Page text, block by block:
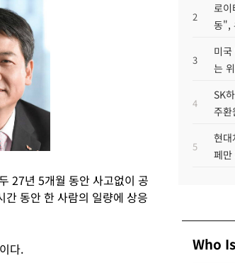
27년 5개월 동안 사고없이 공
동안 한 사람의 일량에 상응
다.
2
로이
동",
3
미
는
4
SK
주환
5
현대
페만
Who